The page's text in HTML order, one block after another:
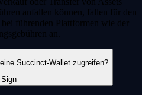
anfallen können, fallen für den
führenden Plattformen wie der
an.
Succinct-Wallet zugreifen?